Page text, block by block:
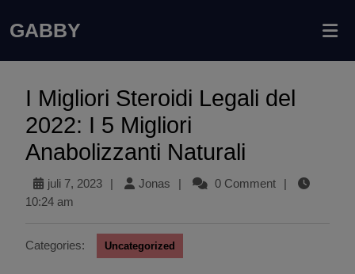
GABBY
I Migliori Steroidi Legali del
2022: I 5 Migliori
Anabolizzanti Naturali
juli 7, 2023 | Jonas | 0 Comment
|
10:24 am
Categories: Uncategorized